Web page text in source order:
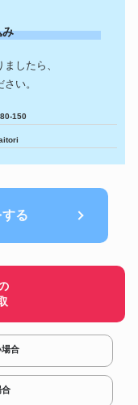
667,260円
行
866,400円
1,200,060円
み
したら、
い。
150
る
場合
合